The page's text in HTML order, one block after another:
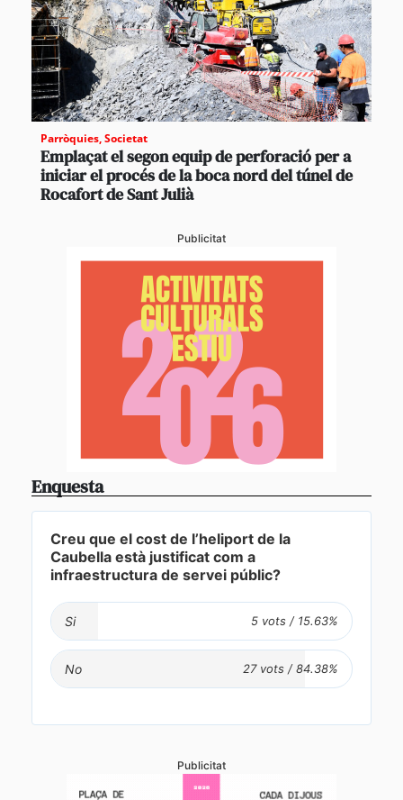
Parròquies,Societat
Emplaçat el segon equip de perforació per a
iniciar el procés de la boca nord del túnel de
Rocafort de Sant Julià
Publicitat
Enquesta
Creu que el cost de l’heliport de la
Caubella està justificat com a
infraestructura de servei públic?
Si
No
Publicitat